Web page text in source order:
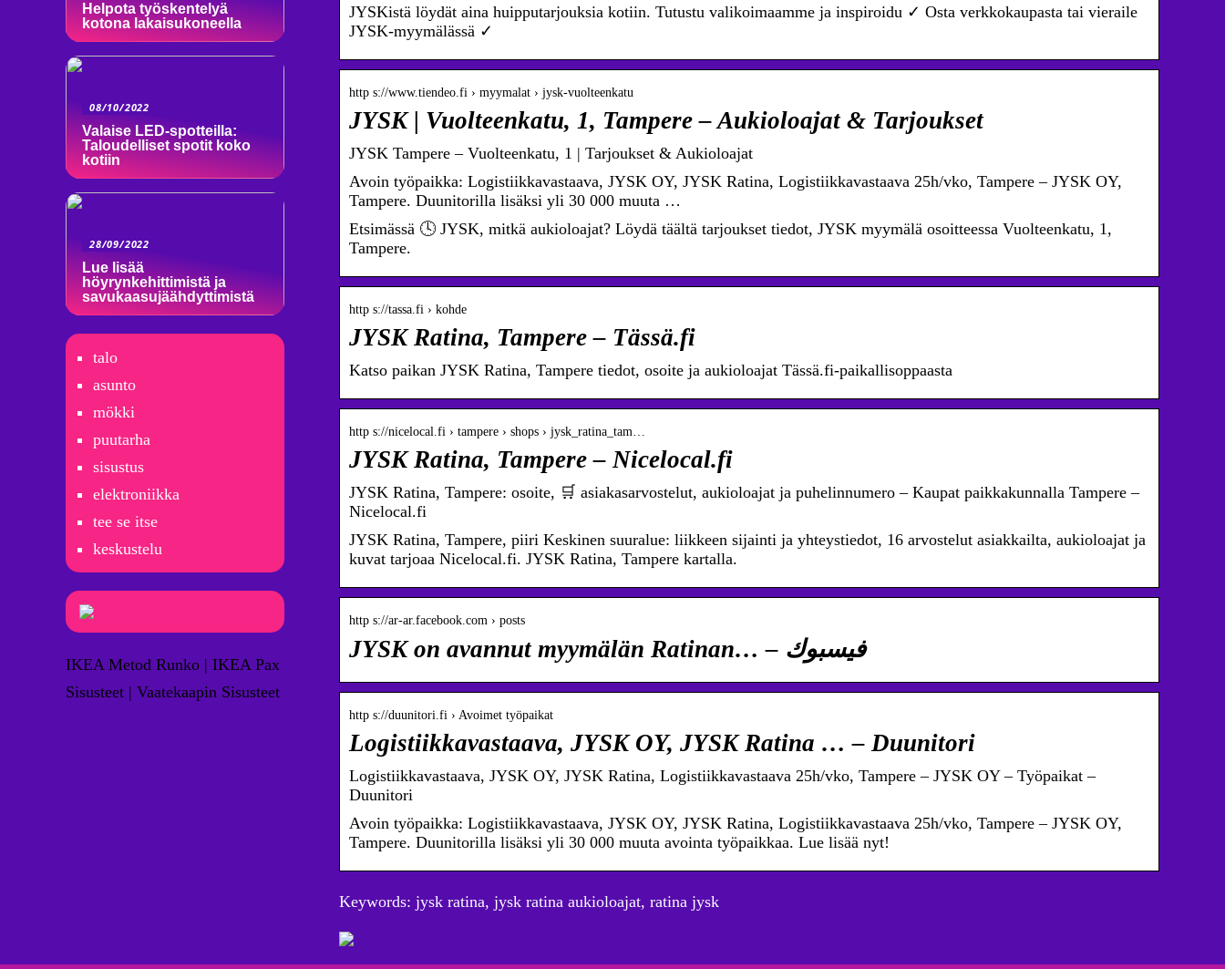
JYSKistä löydät aina huipputarjouksia kotiin. Tutustu valikoimaamme ja inspiroidu ✓ Osta verkkokaupasta tai vieraile
JYSK-myymälässä ✓
http s://www.tiendeo.fi › myymalat › jysk-vuolteenkatu
JYSK | Vuolteenkatu, 1, Tampere – Aukioloajat & Tarjoukset
JYSK Tampere – Vuolteenkatu, 1 | Tarjoukset & Aukioloajat
Avoin työpaikka: Logistiikkavastaava, JYSK OY, JYSK Ratina, Logistiikkavastaava 25h/vko, Tampere – JYSK OY,
Tampere. Duunitorilla lisäksi yli 30 000 muuta …
Etsimässä 🕓 JYSK, mitkä aukioloajat? Löydä täältä tarjoukset tiedot, JYSK myymälä osoitteessa Vuolteenkatu, 1,
Tampere.
http s://tassa.fi › kohde
JYSK Ratina, Tampere – Tässä.fi
Katso paikan JYSK Ratina, Tampere tiedot, osoite ja aukioloajat Tässä.fi-paikallisoppaasta
http s://nicelocal.fi › tampere › shops › jysk_ratina_tam…
JYSK Ratina, Tampere – Nicelocal.fi
JYSK Ratina, Tampere: osoite, 🛒 asiakasarvostelut, aukioloajat ja puhelinnumero – Kaupat paikkakunnalla Tampere –
Nicelocal.fi
JYSK Ratina, Tampere, piiri Keskinen suuralue: liikkeen sijainti ja yhteystiedot, 16 arvostelut asiakkailta, aukioloajat ja
kuvat tarjoaa Nicelocal.fi. JYSK Ratina, Tampere kartalla.
http s://ar-ar.facebook.com › posts
JYSK on avannut myymälän Ratinan… – فيسبوك
http s://duunitori.fi › Avoimet työpaikat
Logistiikkavastaava, JYSK OY, JYSK Ratina … – Duunitori
Logistiikkavastaava, JYSK OY, JYSK Ratina, Logistiikkavastaava 25h/vko, Tampere – JYSK OY – Työpaikat –
Duunitori
Avoin työpaikka: Logistiikkavastaava, JYSK OY, JYSK Ratina, Logistiikkavastaava 25h/vko, Tampere – JYSK OY,
Tampere. Duunitorilla lisäksi yli 30 000 muuta avointa työpaikkaa. Lue lisää nyt!
Keywords: jysk ratina, jysk ratina aukioloajat, ratina jysk
Helpota työskentelyä
kotona lakaisukoneella
08/10/2022
Valaise LED-spotteilla:
Taloudelliset spotit koko
kotiin
28/09/2022
Lue lisää
höyrynkehittimistä ja
savukaasujäähdyttimistä
talo
asunto
mökki
puutarha
sisustus
elektroniikka
tee se itse
keskustelu
IKEA Metod Runko | IKEA Pax
Sisusteet | Vaatekaapin Sisusteet